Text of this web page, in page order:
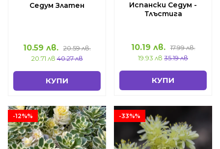
Седум Златен
10.59 лв.
20.59 лв.
20.71 лв 40.27 лв
КУПИ
Испански Седум -
Тлъстига
10.19 лв.
17.99 лв.
19.93 лв 35.19 лв
КУПИ
-12%% -33%%